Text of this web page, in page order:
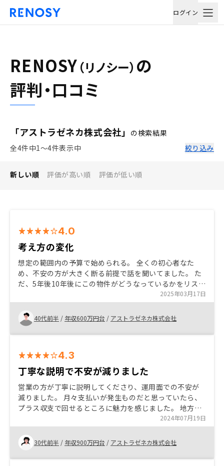
ログイン
RENOSY （リノシー） の
評判・口コミ
「アストラゼネカ株式会社」 の検索結果
全4件中1〜4件表示中
絞り込み
新しい順 評価が高い順 評価が低い順
4.0
考え方の変化
想定の範囲内の予算で始められる。 全くの初心者なた
め、不安の方が大きく断る前提で話を聞いてました。 た
だ、5年後10年後にこの物件がどうなっているかをリスク
も含めて紹介頂き不安は解消するまで至りました。 あと
は自身の考え方ですので、投資というよりサブスク的な
考え方でスタートするよう心掛けており、購入物件が今
後どうなっていくかを見守っていこうと思います。
2025年03月17日
40代前半 / 年収600万円台 / アストラゼネカ株式会社
4.3
丁寧な説明で不安が減りました
営業の方が丁寧に説明してくださり、運用面での不安が
減りました。 月々支払いが発生ものだと思っていたら、
プラス収支で回せるところに魅力を感じました。 地方に
住んでいるので、全てネットで完結するところもありが
たいと思いました。 オカネコから繋がれて最初の電話
は、もう少し言葉を選んだ方が良いかなと思いました。
年収や貯蓄額、面談目的を聞く際、少し嫌な気持ちにな
りました。
2024年07月19日
30代前半 / 年収900万円台 / アストラゼネカ株式会社